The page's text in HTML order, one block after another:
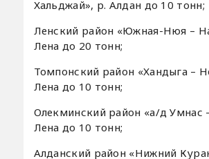
Хальджай», р. Алдан до 10 тонн;
Ленский район «Южная-Нюя –
Лена до 20 тонн;
Томпонский район «Хандыга –
Лена до 10 тонн;
Олекминский район «а/д Умнас
Лена до 10 тонн;
Алданский район «Нижний